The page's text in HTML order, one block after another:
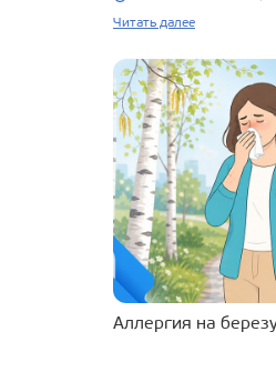
Читать далее
Аллергия на